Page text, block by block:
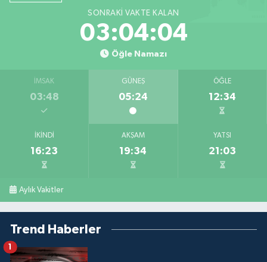
SONRAKI VAKTE KALAN
03:04:03
Öğle Namazı
İMSAK
03:48
GÜNEŞ
05:24
ÖĞLE
12:34
İKINDI
16:23
AKŞAM
19:34
YATSI
21:03
Aylık Vakitler
Trend Haberler
1